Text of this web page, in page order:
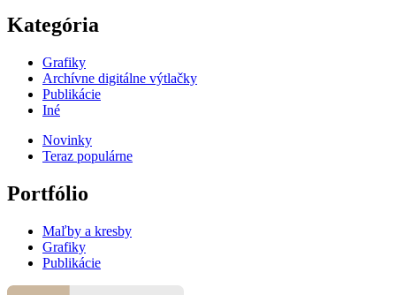
Kategória
Grafiky
Archívne digitálne výtlačky
Publikácie
Iné
Novinky
Teraz populárne
Portfólio
Maľby a kresby
Grafiky
Publikácie